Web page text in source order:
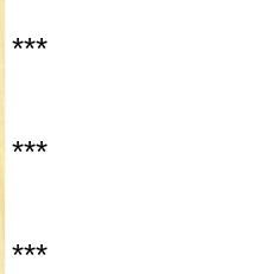
***
***
***